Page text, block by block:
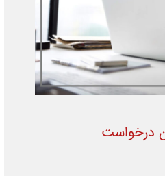
درخواست